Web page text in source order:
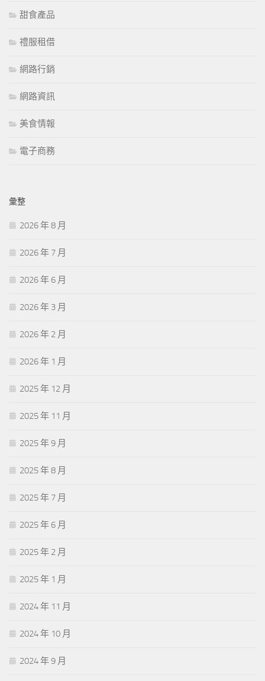
甜食產品
禮服租借
網路行銷
網路資訊
美食情報
電子商務
彙整
2026 年 8 月
2026 年 7 月
2026 年 6 月
2026 年 3 月
2026 年 2 月
2026 年 1 月
2025 年 12 月
2025 年 11 月
2025 年 9 月
2025 年 8 月
2025 年 7 月
2025 年 6 月
2025 年 2 月
2025 年 1 月
2024 年 11 月
2024 年 10 月
2024 年 9 月